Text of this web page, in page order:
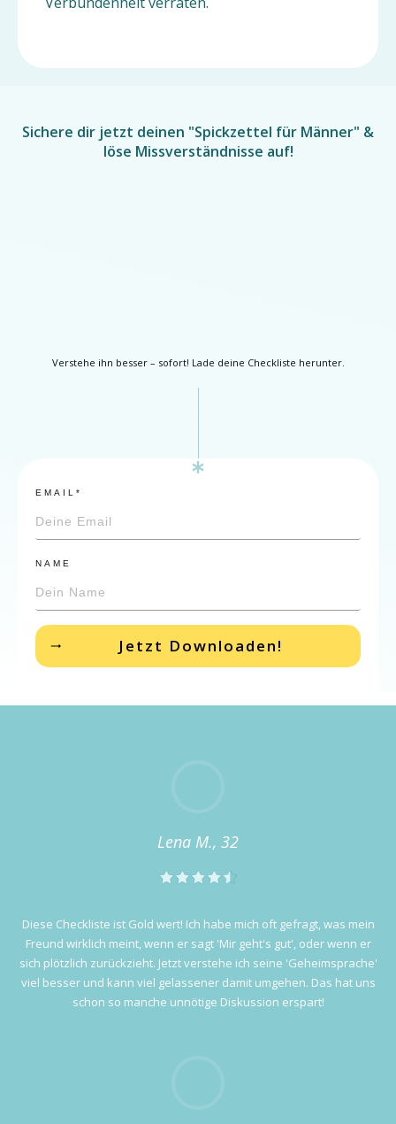
Sichere dir jetzt deinen "Spickzettel für Männer" &
löse Missverständnisse auf!
Verstehe ihn besser – sofort! Lade deine Checkliste herunter.
EMAIL*
NAME
Jetzt Downloaden!
Lena M., 32
Diese Checkliste ist Gold wert! Ich habe mich oft gefragt, was mein
Freund wirklich meint, wenn er sagt 'Mir geht's gut', oder wenn er
sich plötzlich zurückzieht. Jetzt verstehe ich seine 'Geheimsprache'
viel besser und kann viel gelassener damit umgehen. Das hat uns
schon so manche unnötige Diskussion erspart!